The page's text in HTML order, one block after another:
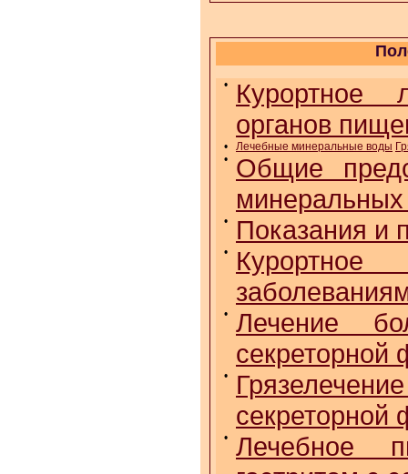
•
Курортное
органов
• Лечебные минеральные воды
•
Общие
минеральных
• Показания и
•
Курортное
•
Лечение
секреторной
•
секреторной
•
Лечебное